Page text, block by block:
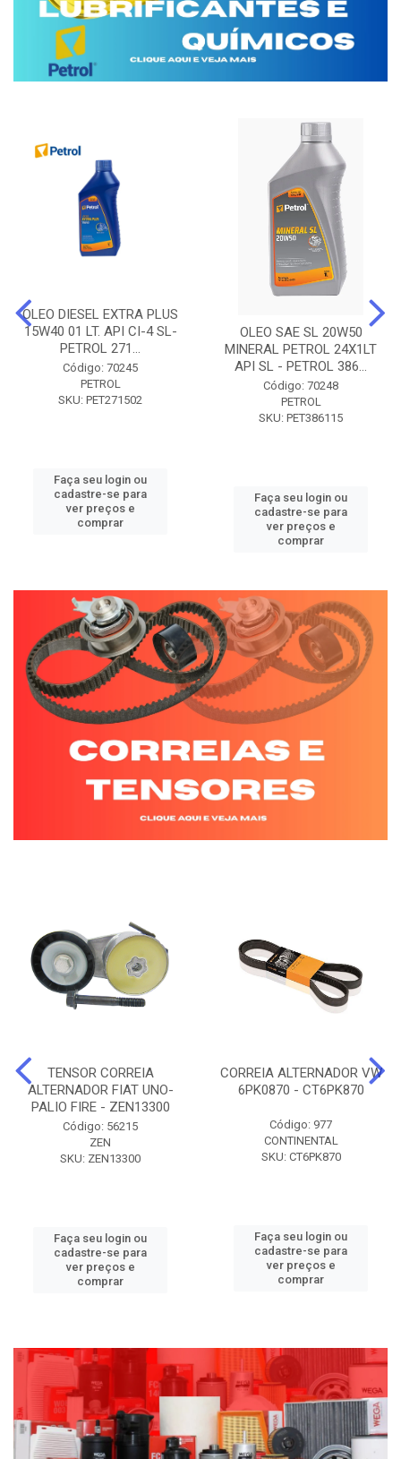
OLEO DIESEL EXTRA PLUS
15W40 01 LT. API CI-4 SL-
PETROL 271...
Código: 70245
PETROL
SKU: PET271502
Faça seu login ou
cadastre-se para
ver preços e
comprar
OLEO SAE SL 20W50
MINERAL PETROL 24X1LT
API SL - PETROL 386...
Código: 70248
PETROL
SKU: PET386115
Faça seu login ou
cadastre-se para
ver preços e
comprar
TENSOR CORREIA
ALTERNADOR FIAT UNO-
PALIO FIRE - ZEN13300
Código: 56215
ZEN
SKU: ZEN13300
Faça seu login ou
cadastre-se para
ver preços e
comprar
CORREIA ALTERNADOR VW
6PK0870 - CT6PK870
Código: 977
CONTINENTAL
SKU: CT6PK870
Faça seu login ou
cadastre-se para
ver preços e
comprar